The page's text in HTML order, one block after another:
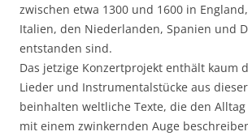
zwischen etwa 1300 und 1600 in
Italien, den Niederlanden, Spanien und
entstanden sind.
Das jetzige Konzertprojekt enthält kaum
Lieder und Instrumentalstücke aus
beinhalten weltliche Texte, die den
mit einem zwinkernden Auge